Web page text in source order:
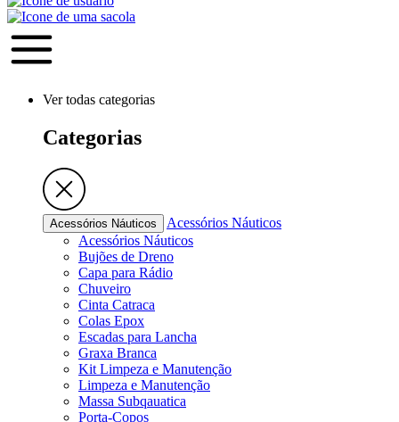
Ver todas categorias
Categorias
Acessórios Náuticos
Acessórios Náuticos
Acessórios Náuticos
Bujões de Dreno
Capa para Rádio
Chuveiro
Cinta Catraca
Colas Epox
Escadas para Lancha
Graxa Branca
Kit Limpeza e Manutenção
Limpeza e Manutenção
Massa Subqauatica
Porta-Copos